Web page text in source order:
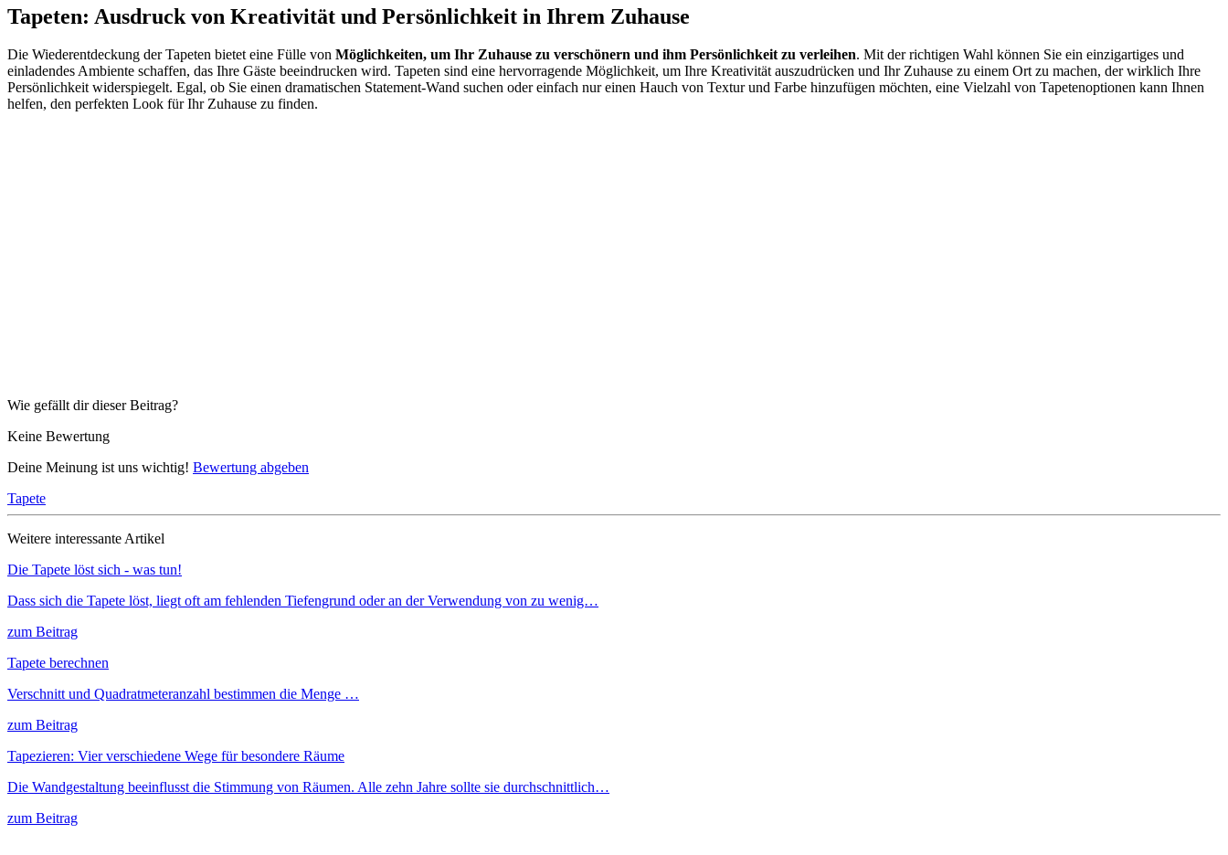
Tapeten: Ausdruck von Kreativität und Persönlichkeit in Ihrem Zuhause
Die Wiederentdeckung der Tapeten bietet eine Fülle von Möglichkeiten, um Ihr Zuhause zu verschönern und ihm Persönlichkeit zu verleihen. Mit der richtigen Wahl können Sie ein einzigartiges und
einladendes Ambiente schaffen, das Ihre Gäste beeindrucken wird. Tapeten sind eine hervorragende Möglichkeit, um Ihre Kreativität auszudrücken und Ihr Zuhause zu einem Ort zu machen, der wirklich Ihre
Persönlichkeit widerspiegelt. Egal, ob Sie einen dramatischen Statement-Wand suchen oder einfach nur einen Hauch von Textur und Farbe hinzufügen möchten, eine Vielzahl von Tapetenoptionen kann Ihnen
helfen, den perfekten Look für Ihr Zuhause zu finden.
Wie gefällt dir dieser Beitrag?
Keine Bewertung
Deine Meinung ist uns wichtig! Bewertung abgeben
Tapete
Weitere interessante Artikel
Die Tapete löst sich - was tun!
Dass sich die Tapete löst, liegt oft am fehlenden Tiefengrund oder an der Verwendung von zu wenig…
zum Beitrag
Tapete berechnen
Verschnitt und Quadratmeteranzahl bestimmen die Menge …
zum Beitrag
Tapezieren: Vier verschiedene Wege für besondere Räume
Die Wandgestaltung beeinflusst die Stimmung von Räumen. Alle zehn Jahre sollte sie durchschnittlich…
zum Beitrag